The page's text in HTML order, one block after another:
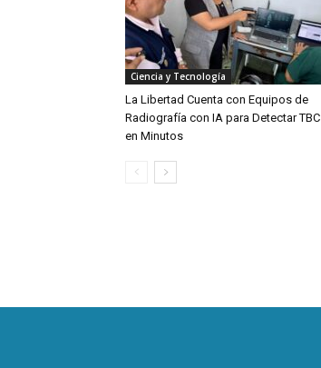
Ciencia y Tecnología
La Libertad Cuenta con Equipos de
Radiografía con IA para Detectar TBC
en Minutos